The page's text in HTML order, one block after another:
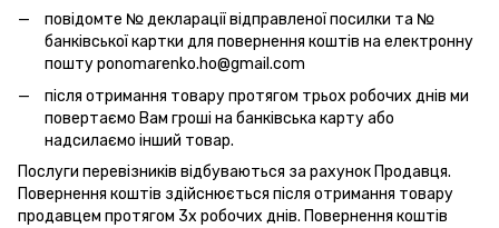
повідомте № декларації відправленої посилки та №
банківської картки для повернення коштів на електронну
пошту ponomarenko.ho@gmail.com
після отримання товару протягом трьох робочих днів ми
повертаємо Вам гроші на банківська карту або
надсилаємо інший товар.
Послуги перевізників відбуваються за рахунок Продавця.
Повернення коштів здійснюється після отримання товару
продавцем протягом 3х робочих днів. Повернення коштів